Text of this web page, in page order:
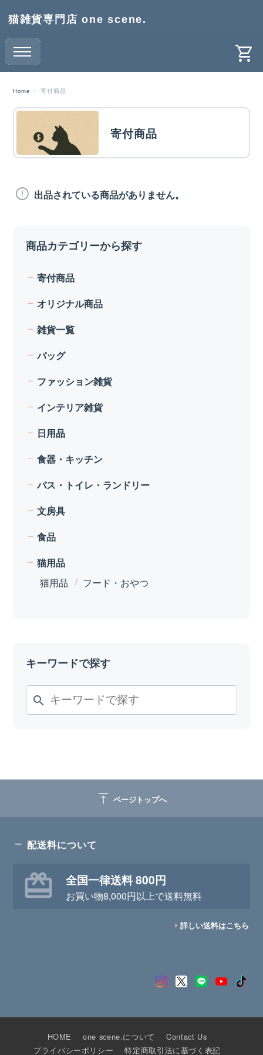
猫雑貨専門店 one scene.
Home 寄付商品
寄付商品
出品されている商品がありません。
商品カテゴリーから探す
寄付商品
オリジナル商品
雑貨一覧
バッグ
ファッション雑貨
インテリア雑貨
日用品
食器・キッチン
バス・トイレ・ランドリー
文房具
食品
猫用品
猫用品
フード・おやつ
キーワードで探す
search
vertical_align_top ページトップへ
配送料について
全国一律送料 800円
お買い物8,000円以上で送料無料
詳しい送料はこちら
HOME one scene.について
Contact Us
プライバシーポリシー
特定商取引法に基づく表記